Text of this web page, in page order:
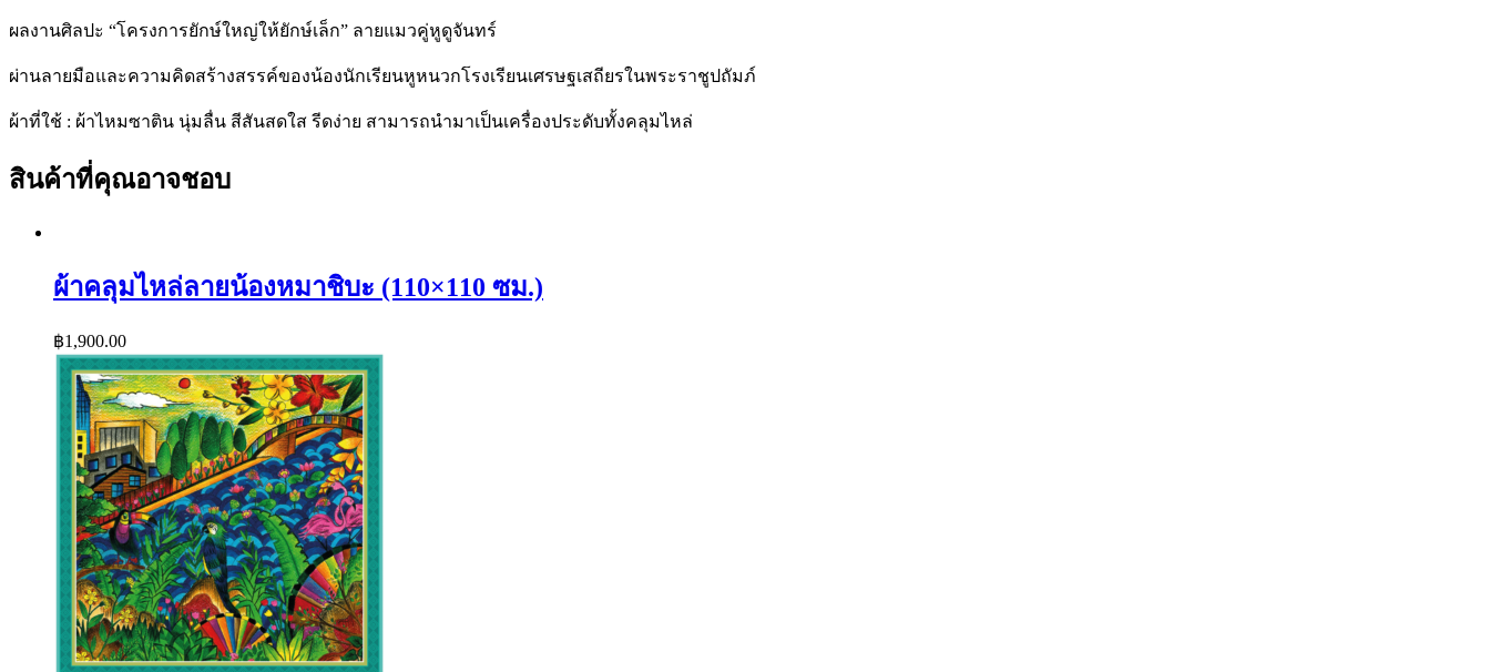
ผลงานศิลปะ “โครงการยักษ์ใหญ่ให้ยักษ์เล็ก” ลายแมวคู่หูดูจันทร์
ผ่านลายมือและความคิดสร้างสรรค์ของน้องนักเรียนหูหนวกโรงเรียนเศรษฐเสถียรในพระราชูปถัมภ์
ผ้าที่ใช้ : ผ้าไหมซาติน นุ่มลื่น สีสันสดใส รีดง่าย สามารถนำมาเป็นเครื่องประดับทั้งคลุมไหล่
สินค้าที่คุณอาจชอบ
ผ้าคลุมไหล่ลายน้องหมาชิบะ (110×110 ซม.)
฿1,900.00